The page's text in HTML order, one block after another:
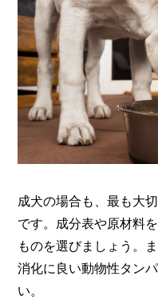
成犬の場合も、最も大
です。成分表や原材料
ものを選びましょう。
消化に良い動物性タン
い。